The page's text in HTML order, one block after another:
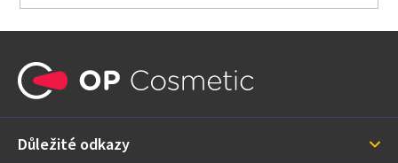
a
Důležité odkazy